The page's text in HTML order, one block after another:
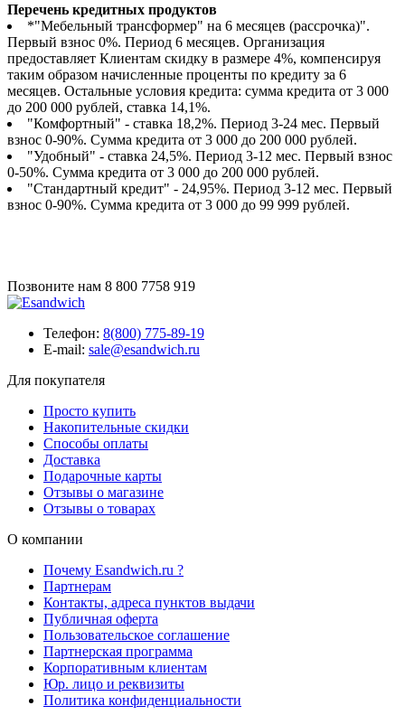
Перечень кредитных продуктов
*"Мебельный трансформер" на 6 месяцев (рассрочка)".
Первый взнос 0%. Период 6 месяцев. Организация
предоставляет Клиентам скидку в размере 4%, компенсируя
таким образом начисленные проценты по кредиту за 6
месяцев. Остальные условия кредита: сумма кредита от 3 000
до 200 000 рублей, ставка 14,1%.
"Комфортный" - ставка 18,2%. Период 3-24 мес. Первый
взнос 0-90%. Сумма кредита от 3 000 до 200 000 рублей.
"Удобный" - ставка 24,5%. Период 3-12 мес. Первый взнос
0-50%. Сумма кредита от 3 000 до 200 000 рублей.
"Стандартный кредит" - 24,95%. Период 3-12 мес. Первый
взнос 0-90%. Сумма кредита от 3 000 до 99 999 рублей.
Позвоните нам 8 800 7758 919
Телефон: 8(800) 775-89-19
E-mail: sale@esandwich.ru
Для покупателя
Просто купить
Накопительные скидки
Способы оплаты
Доставка
Подарочные карты
Отзывы о магазине
Отзывы о товарах
О компании
Почему Esandwich.ru ?
Партнерам
Контакты, адреса пунктов выдачи
Публичная оферта
Пользовательское соглашение
Партнерская программа
Корпоративным клиентам
Юр. лицо и реквизиты
Политика конфиденциальности